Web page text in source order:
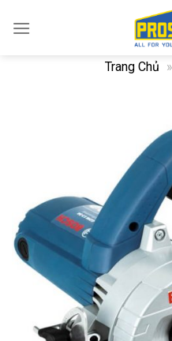
Trang Chủ »